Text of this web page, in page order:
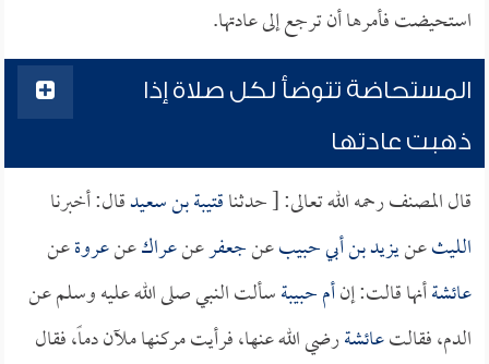
استحيضت فأمرها أن ترجع إلى عادتها.
المستحاضة تتوضأ لكل صلاة إذا
ذهبت عادتها
قال المصنف رحمه الله تعالى: [ حدثناقتيبة بن سعيدقال: أخبرنا
الليثعنيزيد بن أبي حبيبعنجعفرعنعراكعنعروةعن
عائشةأنها قالت: إنأم حبيبةسألت النبي صلى الله عليه وسلم عن
الدم، فقالتعائشةرضي الله عنها، فرأيت مركنها ملآن دماً، فقال